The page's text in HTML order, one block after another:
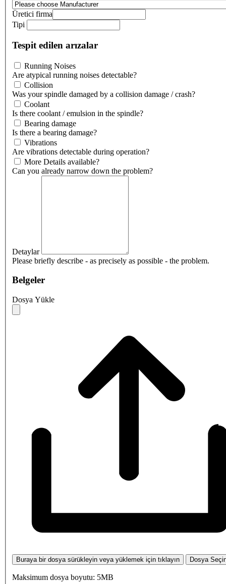
Üretici firma
Tipi
Tespit edilen arızalar
Running Noises
Are atypical running noises detectable?
Collision
Was your spindle damaged by a collision damage / crash?
Coolant
Is there coolant / emulsion in the spindle?
Bearing damage
Is there a bearing damage?
Vibrations
Are vibrations detectable during operation?
More Details available?
Can you already narrow down the problem?
Detaylar
Please briefly describe - as precisely as possible - the problem.
Belgeler
Dosya Yükle
Buraya bir dosya sürükleyin veya yüklemek için tıklayın Dosya
Maksimum dosya boyutu: 5MB